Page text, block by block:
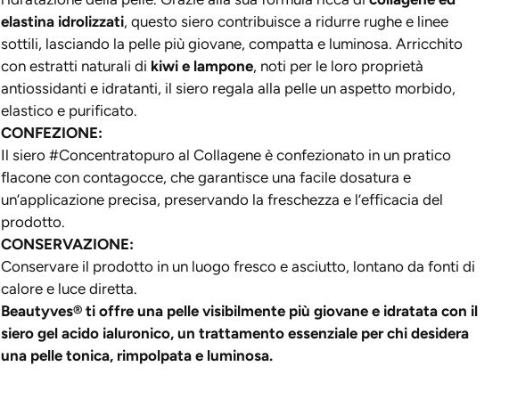
elastina idrolizzati, questo siero contribuisce a ridurre rughe e linee
sottili, lasciando la pelle più giovane, compatta e luminosa. Arricchito
con estratti naturali di kiwi e lampone, noti per le loro proprietà
antiossidanti e idratanti, il siero regala alla pelle un aspetto morbido,
elastico e purificato.
CONFEZIONE:
Il siero #Concentratopuro al Collagene è confezionato in un pratico
flacone con contagocce, che garantisce una facile dosatura e
un’applicazione precisa, preservando la freschezza e l’efficacia del
prodotto.
CONSERVAZIONE:
Conservare il prodotto in un luogo fresco e asciutto, lontano da fonti di
calore e luce diretta.
Beautyves® ti offre una pelle visibilmente più giovane e idratata con il
siero gel acido ialuronico, un trattamento essenziale per chi desidera
una pelle tonica, rimpolpata e luminosa.